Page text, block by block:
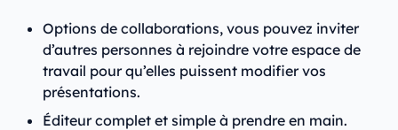
Options de collaborations, vous pouvez inviter
d’autres personnes à rejoindre votre espace de
travail pour qu’elles puissent modifier vos
présentations.
Éditeur complet et simple à prendre en main.